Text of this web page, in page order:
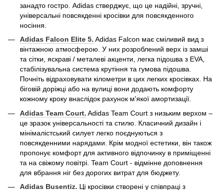
занадто гостро. Adidas стверджує, що це надійні, зручні,
універсальні повсякденні кросівки для повсякденного
носіння.
Adidas Falcon Elite 5. Adidas Falcon має сміливий вид з
вінтажною атмосферою. У них розроблений верх із замші
та сітки, яскраві / металеві акценти, легка підошва з EVA,
стабілізувальна система крутіння та гумова підошва.
Почніть відраховувати кілометри в цих легких кросівках. На
біговій доріжці або на вулиці вони додають комфорту
кожному кроку внаслідок рахунок м'якої амортизації.
Adidas Team Court. Adidas Team Court з низьким верхом –
це зразок універсальності та стилю. Класичний дизайн і
мінімалістський силует легко поєднуються з
повсякденними нарядами. Крім модної естетики, він також
пропонує комфорт для активного відпочинку в приміщенні
та на свіжому повітрі. Team Court - відмінне доповнення
для вбрання ніг без дорогих витрат для бюджету.
Adidas Busentiz. Ці кросівки створені у співпраці з